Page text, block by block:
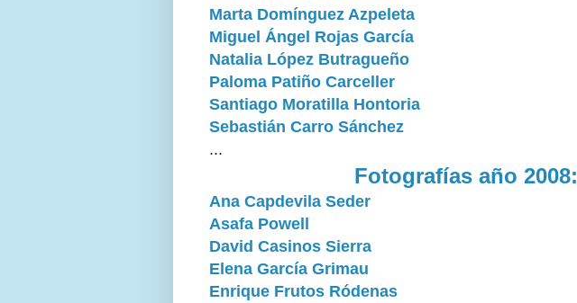
Marta Domínguez Azpeleta
Miguel Ángel Rojas García
Natalia López Butragueño
Paloma Patiño Carceller
Santiago Moratilla Hontoria
Sebastián Carro Sánchez
...
Fotografías año 2008:
Ana Capdevila Seder
Asafa Powell
David Casinos Sierra
Elena García Grimau
Enrique Frutos Ródenas